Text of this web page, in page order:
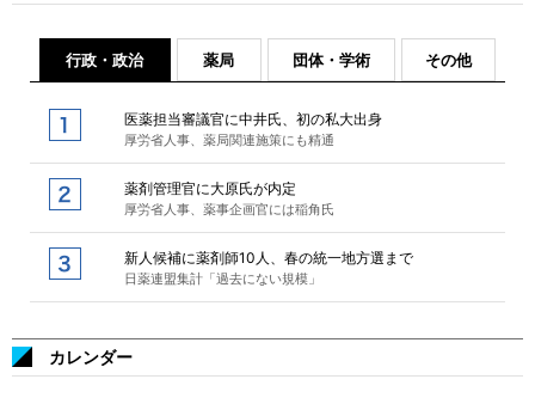
行政・政治 薬局 団体・学術 その他
医薬担当審議官に中井氏、初の私大出身
厚労省人事、薬局関連施策にも精通
薬剤管理官に大原氏が内定
厚労省人事、薬事企画官には稲角氏
新人候補に薬剤師10人、春の統一地方選まで
日薬連盟集計「過去にない規模」
カレンダー